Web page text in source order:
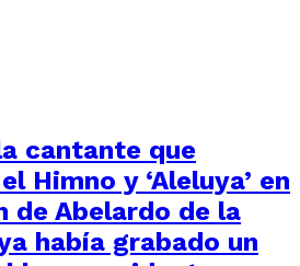
cantante que
Himno y ‘Aleluya’ en
de Abelardo de la
había grabado un